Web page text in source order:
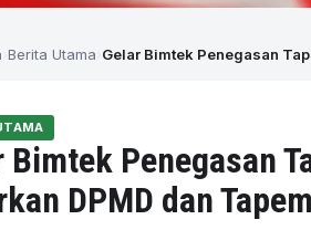
Berita Utama Gelar Bimtek Penegasan
Bimtek Penegasan
DPMD dan Tapem